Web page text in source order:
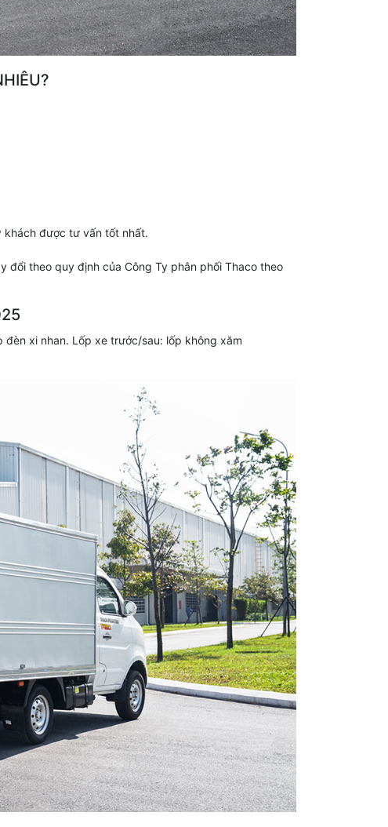
khách được tư vấn tốt nhất.
đổi theo quy định của Công Ty phân phối Thaco theo
xi nhan. Lốp xe trước/sau: lốp không xăm